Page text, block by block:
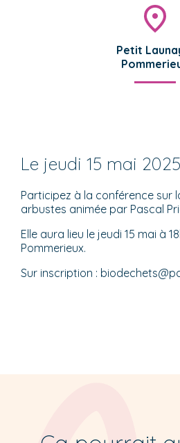
Petit
Le jeudi 15 mai
Participez à la conférence sur
arbustes animée par Pascal
Elle aura lieu le jeudi 15 mai à
Pommerieux.
Sur inscription :